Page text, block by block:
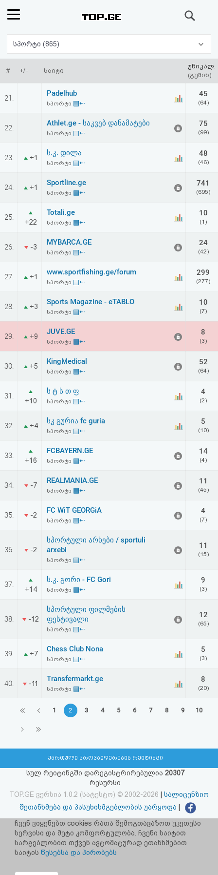
რეიტინგი
(მთავარი)
ფოსტა
ავტორიზაცია
რეგისტრაცია
პაროლის
აღდგენა
HTML
შეთანხმება
პასუხისმგებლობის
უარყოფა
სპორტი (865)
# +/- საიტი
უნიკალ.
(გუშინ)
21.
Padelhub
სპორტი ▤⇠
45
(64)
22.
Athlet.ge - საკვებ დანამატები
სპორტი ▤⇠
75
(99)
23. +1
ს.კ. დილა
სპორტი ▤⇠
48
(46)
24. +1
Sportline.ge
სპორტი ▤⇠
741
(695)
25.
+22
Totali.ge
სპორტი ▤⇠
10
(1)
26. -3
MYBARCA.GE
სპორტი ▤⇠
24
(42)
27. +1
www.sportfishing.ge/forum
სპორტი ▤⇠
299
(277)
28. +3
Sports Magazine - eTABLO
სპორტი ▤⇠
10
(7)
29. +9
JUVE.GE
სპორტი ▤⇠
8
(3)
30. +5
KingMedical
სპორტი ▤⇠
52
(64)
31.
+10
ს ტ ს თ ფ
სპორტი ▤⇠
4
(2)
32. +4
სკ გურია fc guria
სპორტი ▤⇠
5
(10)
33.
+16
FCBAYERN.GE
სპორტი ▤⇠
14
(4)
34. -7
REALMANIA.GE
სპორტი ▤⇠
11
(45)
35. -2
FC WiT GEORGiA
სპორტი ▤⇠
4
(7)
36. -2
სპორტული არხები / sportuli
arxebi
სპორტი ▤⇠
11
(15)
37.
+14
ს.კ. გორი - FC Gori
სპორტი ▤⇠
9
(3)
38. -12
სპორტული ფილმების
ფესტივალი
სპორტი ▤⇠
12
(65)
39. +7
Chess Club Nona
სპორტი ▤⇠
5
(3)
40. -11
Transfermarkt.ge
სპორტი ▤⇠
8
(20)
1 2 3 4 5 6 7 8 9 10
ქართული პროვაიდერების რეიტინგი
სულ რეიტინგში დარეგისტრირებულია 20307
რესურსი
TOP.GE ვერსია 1.0.2 (სატესტო) © 2002-2026
სალიცენზიო
შეთანხმება და პასუხისმგებლობის უარყოფა
facebook.com/TOP.GE
იხილეთ TOP.GE - ის ძველი ვერსია ბმულზე
ჩვენ ვიყენებთ cookies რათა შემოგთავაზოთ უკეთესი
სერვისი და მეტი კომფორტულობა. ჩვენი საიტით
სარგებლობით თქვენ ავტომატურად ეთანხმებით
საიტის წესებსა და პირობებს